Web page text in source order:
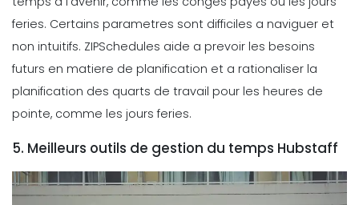
feries. Certains parametres sont difficiles a naviguer et
non intuitifs. ZIPSchedules aide a prevoir les besoins
futurs en matiere de planification et a rationaliser la
planification des quarts de travail pour les heures de
pointe, comme les jours feries.
5. Meilleurs outils de gestion du temps Hubstaff